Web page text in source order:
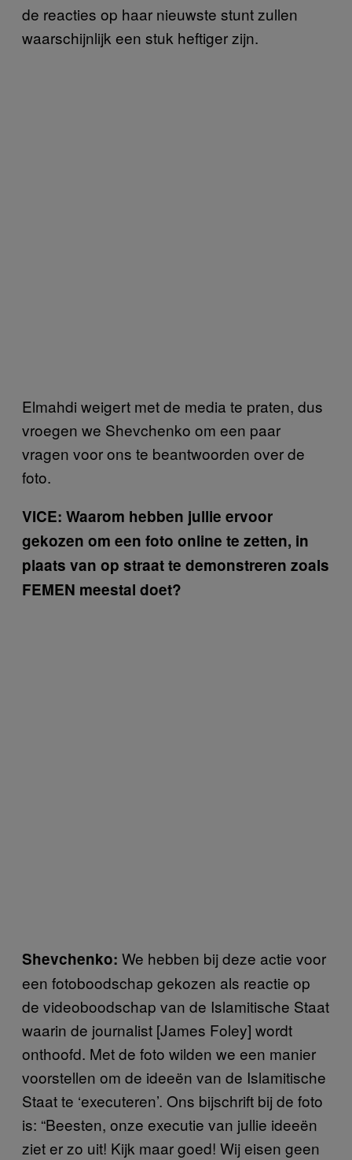
de reacties op haar nieuwste stunt zullen
waarschijnlijk een stuk heftiger zijn.
Elmahdi weigert met de media te praten, dus
vroegen we Shevchenko om een paar
vragen voor ons te beantwoorden over de
foto.
VICE: Waarom hebben jullie ervoor
gekozen om een foto online te zetten, in
plaats van op straat te demonstreren zoals
FEMEN meestal doet?
Shevchenko: We hebben bij deze actie voor
een fotoboodschap gekozen als reactie op
de videoboodschap van de Islamitische Staat
waarin de journalist [James Foley] wordt
onthoofd. Met de foto wilden we een manier
voorstellen om de ideeën van de Islamitische
Staat te ‘executeren’. Ons bijschrift bij de foto
is: “Beesten, onze executie van jullie ideeën
ziet er zo uit! Kijk maar goed! Wij eisen geen